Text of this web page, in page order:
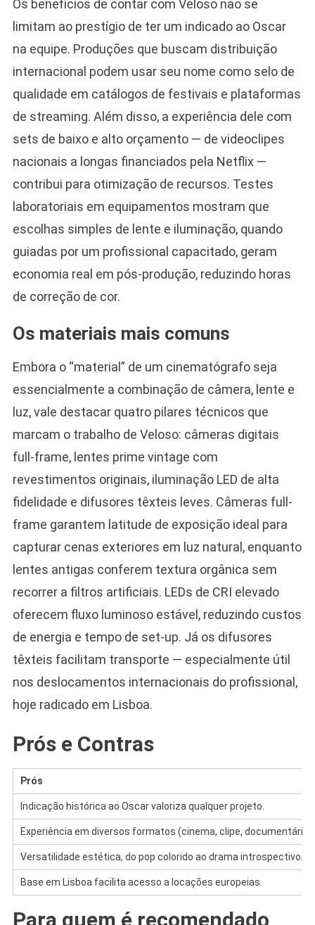
Os benefícios de contar com Veloso não se
limitam ao prestígio de ter um indicado ao Oscar
na equipe. Produções que buscam distribuição
internacional podem usar seu nome como selo de
qualidade em catálogos de festivais e plataformas
de streaming. Além disso, a experiência dele com
sets de baixo e alto orçamento — de videoclipes
nacionais a longas financiados pela Netflix —
contribui para otimização de recursos. Testes
laboratoriais em equipamentos mostram que
escolhas simples de lente e iluminação, quando
guiadas por um profissional capacitado, geram
economia real em pós-produção, reduzindo horas
de correção de cor.
Os materiais mais comuns
Embora o “material” de um cinematógrafo seja
essencialmente a combinação de câmera, lente e
luz, vale destacar quatro pilares técnicos que
marcam o trabalho de Veloso: câmeras digitais
full-frame, lentes prime vintage com
revestimentos originais, iluminação LED de alta
fidelidade e difusores têxteis leves. Câmeras full-
frame garantem latitude de exposição ideal para
capturar cenas exteriores em luz natural, enquanto
lentes antigas conferem textura orgânica sem
recorrer a filtros artificiais. LEDs de CRI elevado
oferecem fluxo luminoso estável, reduzindo custos
de energia e tempo de set-up. Já os difusores
têxteis facilitam transporte — especialmente útil
nos deslocamentos internacionais do profissional,
hoje radicado em Lisboa.
Prós e Contras
Prós
Indicação histórica ao Oscar valoriza qualquer projeto.
Experiência em diversos formatos (cinema, clipe, documentário).
Versatilidade estética, do pop colorido ao drama introspectivo.
Base em Lisboa facilita acesso a locações europeias.
Para quem é recomendado